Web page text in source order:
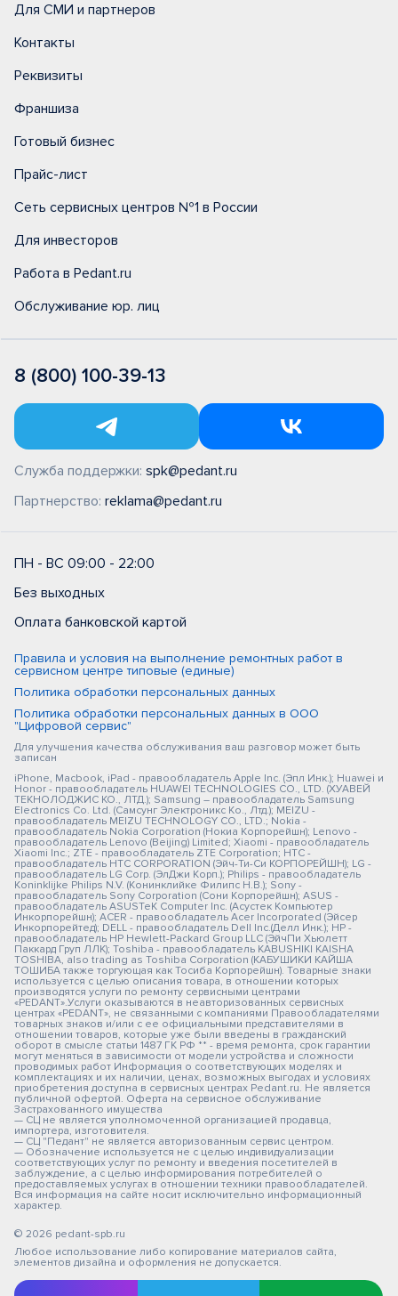
Для СМИ и партнеров
Контакты
Реквизиты
Франшиза
Готовый бизнес
Прайс-лист
Сеть сервисных центров №1 в России
Для инвесторов
Работа в Pedant.ru
Обслуживание юр. лиц
8 (800) 100-39-13
Служба поддержки: spk@pedant.ru
Партнерство: reklama@pedant.ru
ПН - ВС 09:00 - 22:00
Без выходных
Оплата банковской картой
Правила и условия на выполнение ремонтных работ в
сервисном центре типовые (единые)
Политика обработки персональных данных
Политика обработки персональных данных в ООО
"Цифровой сервис"
Для улучшения качества обслуживания ваш разговор может быть
записан
iPhone, Macbook, iPad - правообладатель Apple Inc. (Эпл Инк.); Huawei и
Honor - правообладатель HUAWEI TECHNOLOGIES CO., LTD. (ХУАВЕЙ
ТЕКНОЛОДЖИС КО., ЛТД.); Samsung – правообладатель Samsung
Electronics Co. Ltd. (Самсунг Электроникс Ко., Лтд.); MEIZU -
правообладатель MEIZU TECHNOLOGY CO., LTD.; Nokia -
правообладатель Nokia Corporation (Нокиа Корпорейшн); Lenovo -
правообладатель Lenovo (Beijing) Limited; Xiaomi - правообладатель
Xiaomi Inc.; ZTE - правообладатель ZTE Corporation; HTC -
правообладатель HTC CORPORATION (Эйч-Ти-Си КОРПОРЕЙШН); LG -
правообладатель LG Corp. (ЭлДжи Корп.); Philips - правообладатель
Koninklijke Philips N.V. (Конинклийке Филипс Н.В.); Sony -
правообладатель Sony Corporation (Сони Корпорейшн); ASUS -
правообладатель ASUSTeK Computer Inc. (Асустек Компьютер
Инкорпорейшн); ACER - правообладатель Acer Incorporated (Эйсер
Инкорпорейтед); DELL - правообладатель Dell Inc.(Делл Инк.); HP -
правообладатель HP Hewlett-Packard Group LLC (ЭйчПи Хьюлетт
Паккард Груп ЛЛК); Toshiba - правообладатель KABUSHIKI KAISHA
TOSHIBA, also trading as Toshiba Corporation (КАБУШИКИ КАЙША
ТОШИБА также торгующая как Тосиба Корпорейшн). Товарные знаки
используется с целью описания товара, в отношении которых
производятся услуги по ремонту сервисными центрами
«PEDANT».Услуги оказываются в неавторизованных сервисных
центрах «PEDANT», не связанными с компаниями Правообладателями
товарных знаков и/или с ее официальными представителями в
отношении товаров, которые уже были введены в гражданский
оборот в смысле статьи 1487 ГК РФ ** - время ремонта, срок гарантии
могут меняться в зависимости от модели устройства и сложности
проводимых работ Информация о соответствующих моделях и
комплектациях и их наличии, ценах, возможных выгодах и условиях
приобретения доступна в сервисных центрах Pedant.ru. Не является
публичной офертой. Оферта на сервисное обслуживание
Застрахованного имущества
— СЦ не является уполномоченной организацией продавца,
импортера, изготовителя.
— СЦ "Педант" не является авторизованным сервис центром.
— Обозначение используется не с целью индивидуализации
соответствующих услуг по ремонту и введения посетителей в
заблуждение, а с целью информирования потребителей о
предоставляемых услугах в отношении техники правообладателей.
Вся информация на сайте носит исключительно информационный
характер.
© 2026 pedant-spb.ru
Любое использование либо копирование материалов сайта,
элементов дизайна и оформления не допускается.